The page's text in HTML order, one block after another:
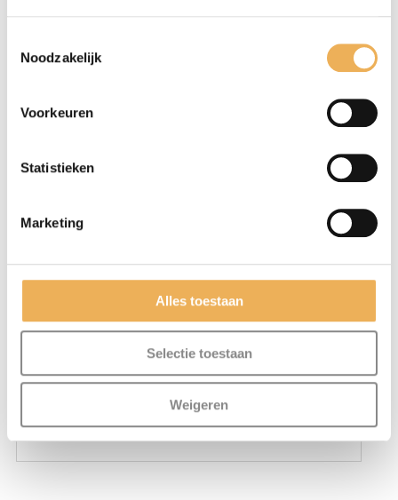
Noodzakelijk
Voorkeuren
Statistieken
Marketing
Alles toestaan
Selectie toestaan
Weigeren
Mijn naam, e-mail en site opslaan in
deze browser voor de volgende keer wanneer
ik een reactie plaats.